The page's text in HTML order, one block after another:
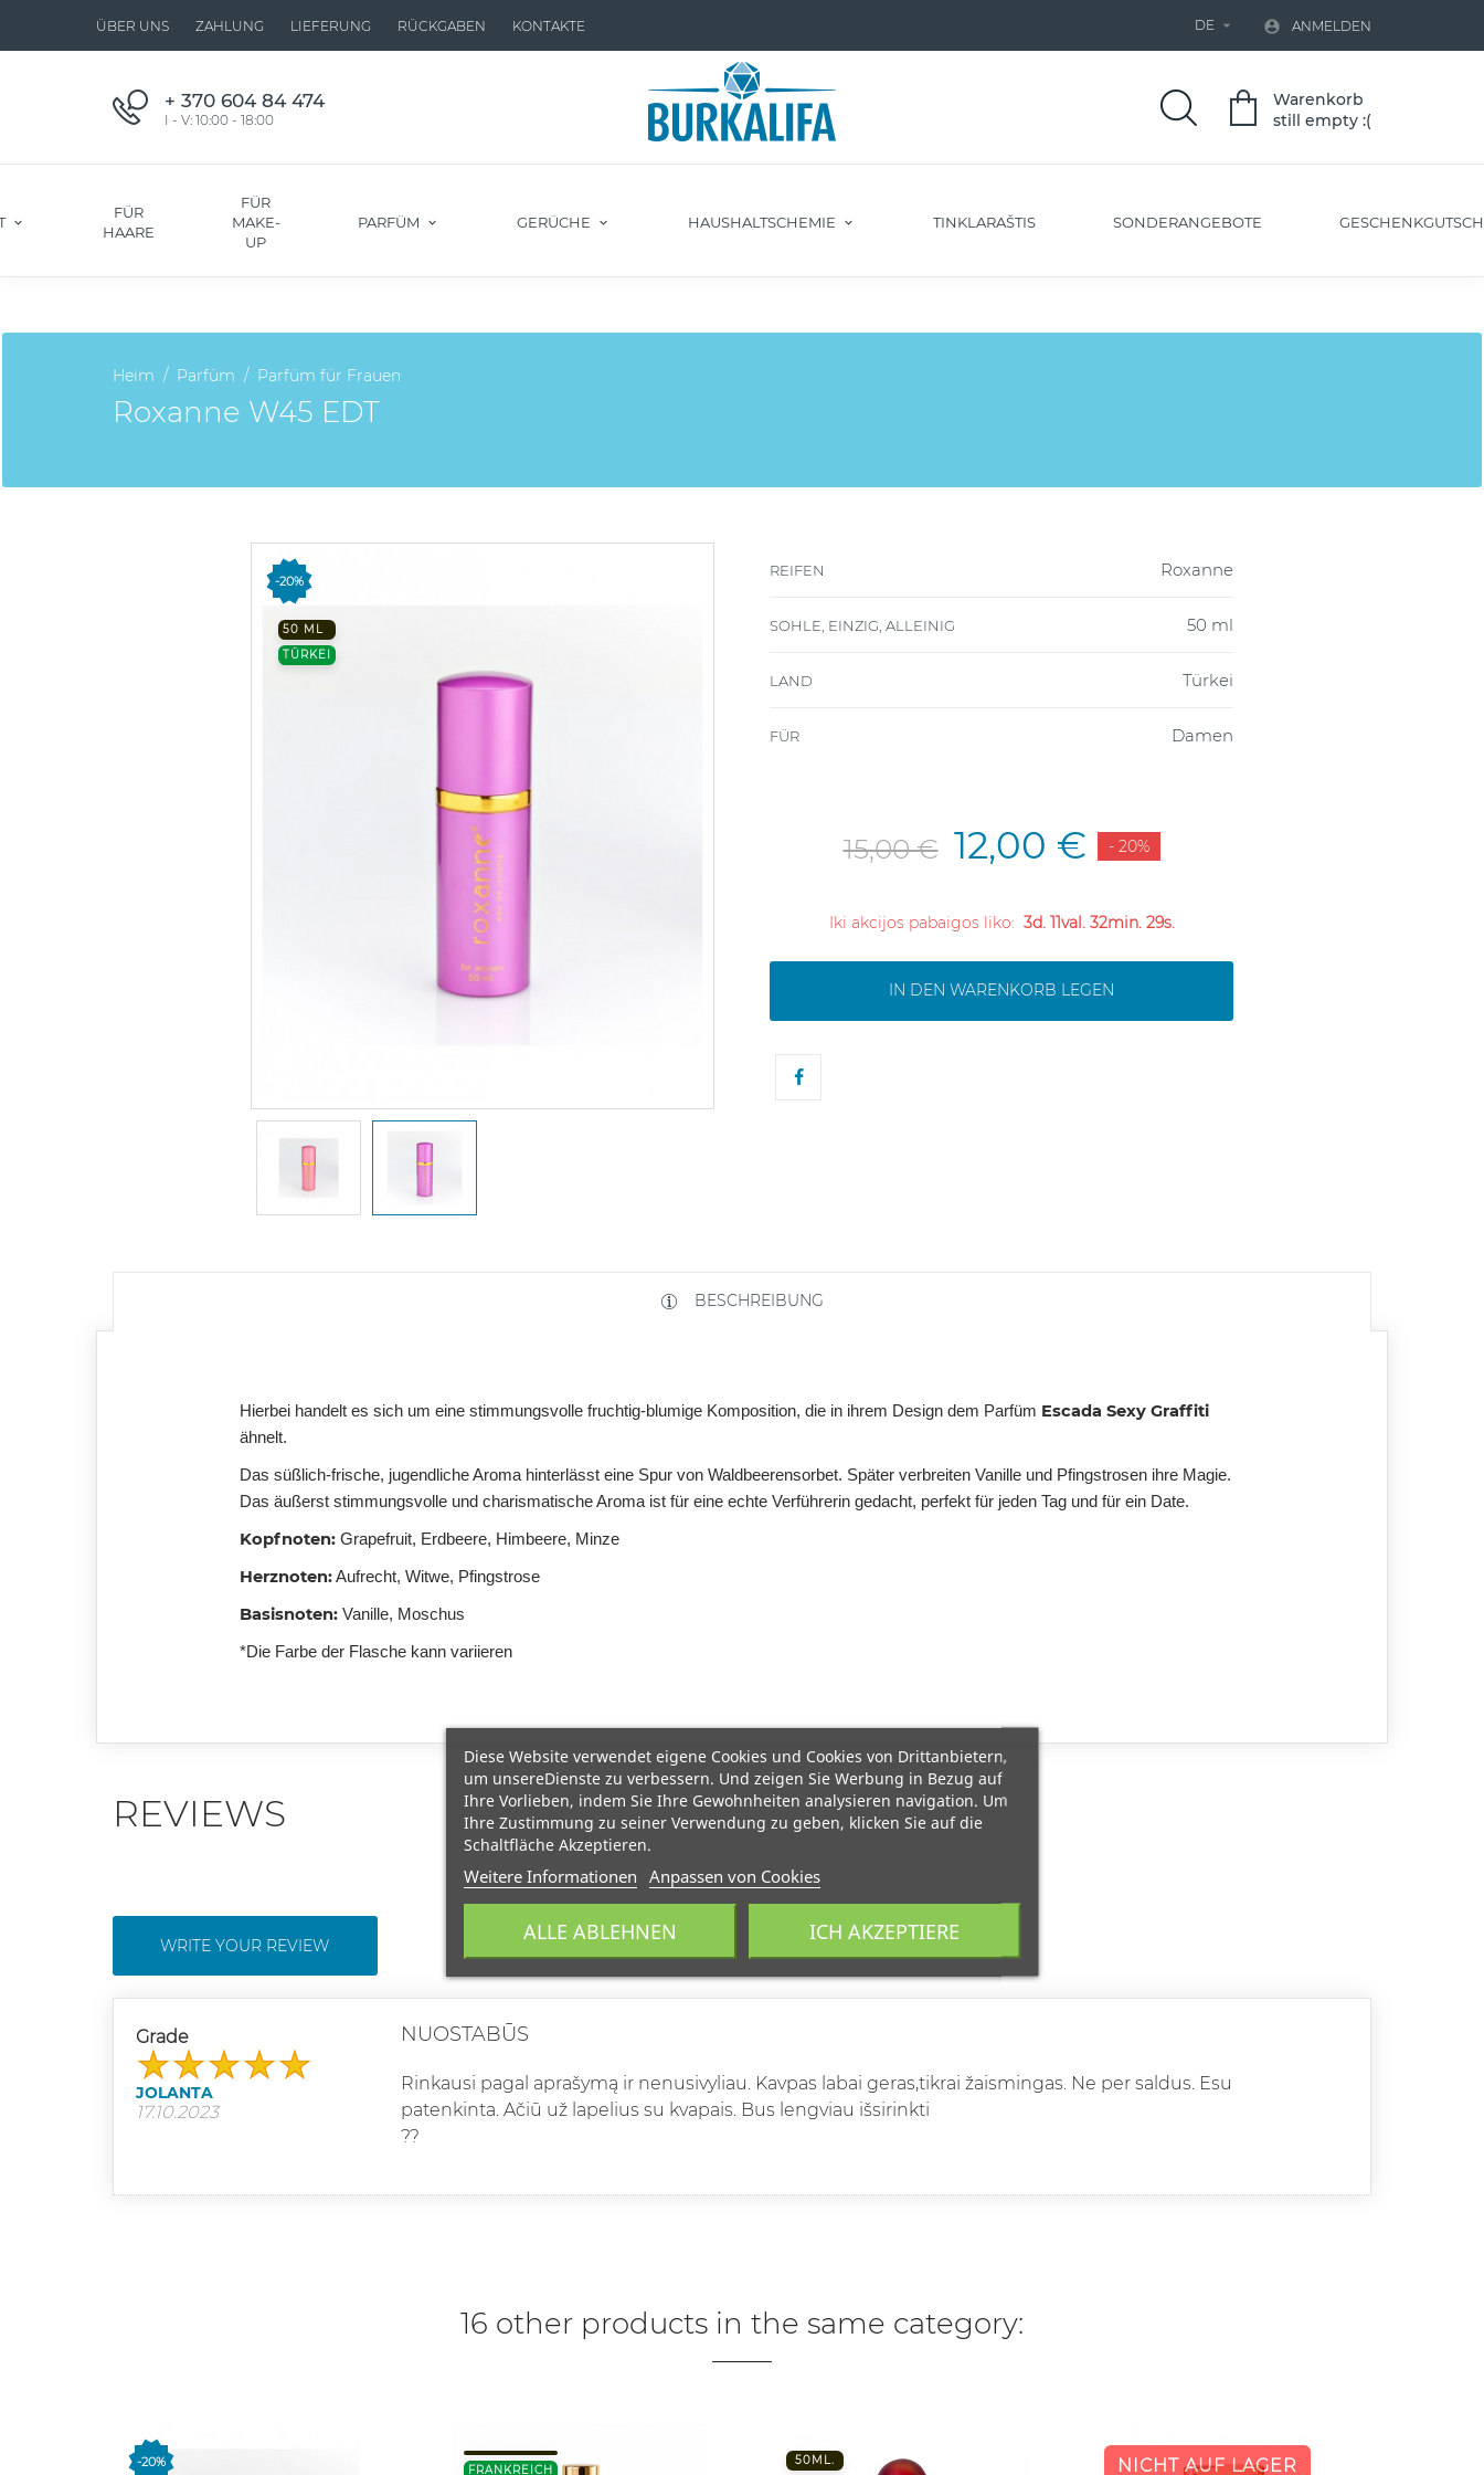
ÜBER UNS ZAHLUNG LIEFERUNG RÜCKGABEN KONTAKTE DE   ANMELDEN
+ 370 604 84 474
I - V: 10:00 - 18:00
Warenkorb
still empty :(
FÜR
HAARE
FÜR
MAKE-
UP
PARFÜM GERÜCHE HAUSHALTSCHEMIE TINKLARAŠTIS SONDERANGEBOTE
Heim Parfüm Parfüm für Frauen
Roxanne W45 EDT
-20%
50 ML
TÜRKEI
REIFEN Roxanne
SOHLE, EINZIG, ALLEINIG 50 ml
LAND Türkei
FÜR Damen
15,00 € 12,00 € - 20%
Iki akcijos pabaigos liko: 3d. 11val. 32min. 28s.
IN DEN WARENKORB LEGEN
BESCHREIBUNG
Hierbei handelt es sich um eine stimmungsvolle fruchtig-blumige Komposition, die in ihrem Design dem Parfüm Escada Sexy Graffiti
ähnelt.
Das süßlich-frische, jugendliche Aroma hinterlässt eine Spur von Waldbeerensorbet. Später verbreiten Vanille und Pfingstrosen ihre Magie.
Das äußerst stimmungsvolle und charismatische Aroma ist für eine echte Verführerin gedacht, perfekt für jeden Tag und für ein Date.
Kopfnoten: Grapefruit, Erdbeere, Himbeere, Minze
Herznoten:Aufrecht, Witwe, Pfingstrose
Basisnoten: Vanille, Moschus
*Die Farbe der Flasche kann variieren
REVIEWS
WRITE YOUR REVIEW
Grade
JOLANTA
17.10.2023
NUOSTABŪS
Rinkausi pagal aprašymą ir nenusivyliau. Kavpas labai geras,tikrai žaismingas. Ne per saldus. Esu
patenkinta. Ačiū už lapelius su kvapais. Bus lengviau išsirinkti
??
16 other products in the same category:
-20%
FRANKREICH
50ML.
NICHT AUF LAGER
Diese Website verwendet eigene Cookies und Cookies von Drittanbietern,
um unsereDienste zu verbessern. Und zeigen Sie Werbung in Bezug auf
Ihre Vorlieben, indem Sie Ihre Gewohnheiten analysieren navigation. Um
Ihre Zustimmung zu seiner Verwendung zu geben, klicken Sie auf die
Schaltfläche Akzeptieren.
Weitere Informationen Anpassen von Cookies
ALLE ABLEHNEN ICH AKZEPTIERE